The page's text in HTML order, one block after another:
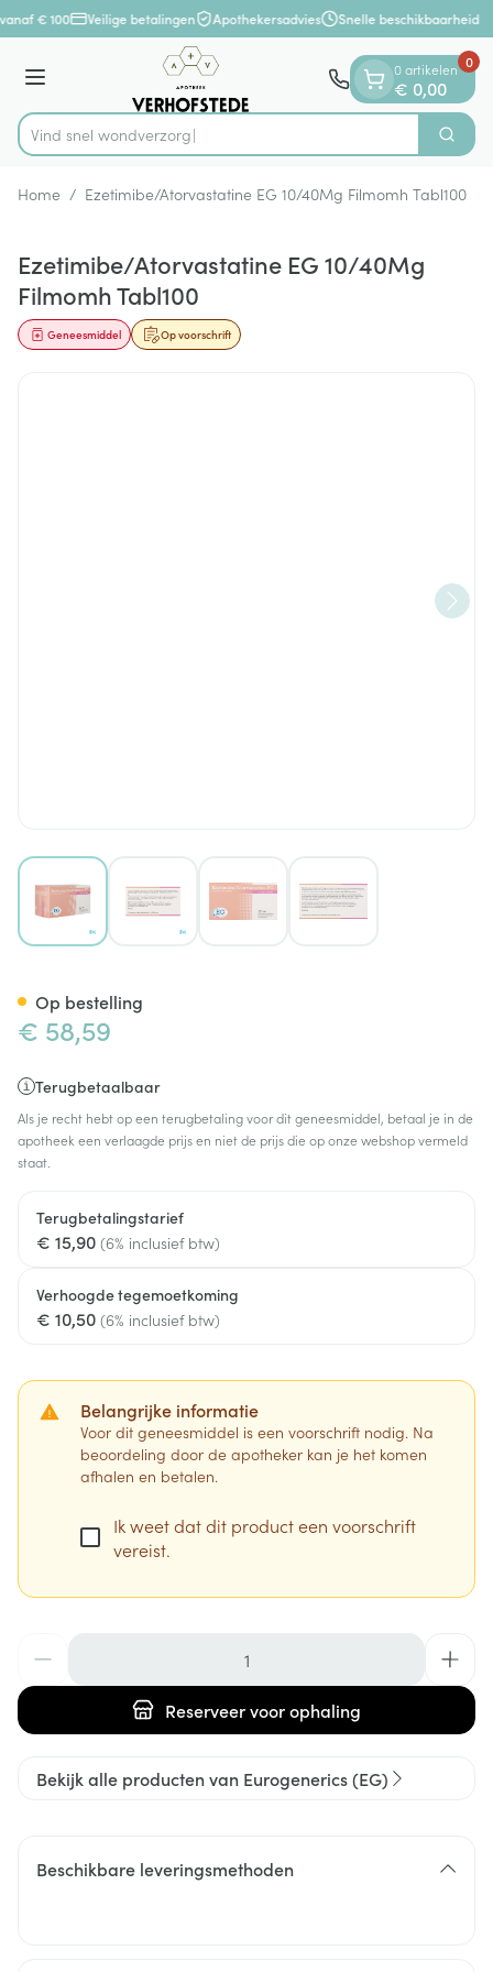
Ga naar de inhoud
1 van 1
€ 100 Veilige betalingen Apothekersadvies Snelle beschikbaarheid
Menu
Product, merk, categorie...
Vind snel wo Zoek
0 artikelen
€ 0,00
0
Home / Ezetimibe/Atorvastatine EG 10/40Mg Filmomh Tabl100
Ezetimibe/Atorvastatine EG 10/40Mg
Filmomh Tabl100
Op voorschrift
Geneesmiddel
View larger image
€ 58,59
Terugbetaalbaar
Als je recht hebt op een terugbetaling voor dit geneesmiddel, betaal je in de
apotheek een verlaagde prijs en niet de prijs die op onze webshop vermeld
staat.
Terugbetalingstarief
€ 15,90 (6% inclusief btw)
Verhoogde tegemoetkoming
€ 10,50 (6% inclusief btw)
Belangrijke informatie
Voor dit geneesmiddel is een voorschrift nodig. Na
beoordeling door de apotheker kan je het komen
afhalen en betalen.
Ik weet dat dit product een voorschrift
vereist.
Reserveervoor ophaling
Op bestelling
Bekijk alle producten van Eurogenerics (EG)
Beschikbare leveringsmethoden